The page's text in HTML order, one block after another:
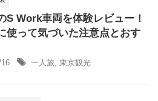
S Work車両を体験レビュー！
使って気づいた注意点とおす
一人旅, 東京観光